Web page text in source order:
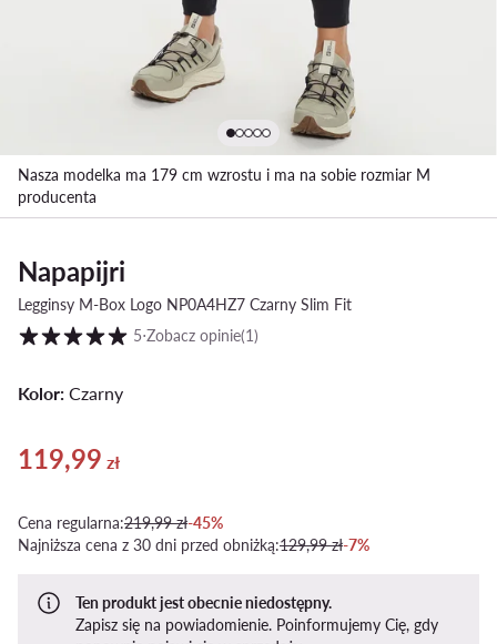
Nasza modelka ma 179 cm wzrostu i ma na sobie rozmiar M
producenta
Napapijri
Legginsy M-Box Logo NP0A4HZ7 Czarny Slim Fit
Ocena klientów w skali od 1 do 5
5⋅Zobacz opinie(1)
Kolor: Czarny
Aktualna cena 119,99 zł
119,99 zł
Cena regularna:219,99 zł-45%
Najniższa cena z 30 dni przed obniżką:129,99 zł-7%
Ten produkt jest obecnie niedostępny.
Zapisz się na powiadomienie. Poinformujemy Cię, gdy